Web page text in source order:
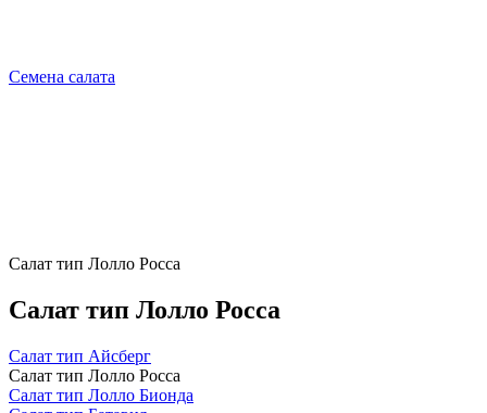
Семена салата
Салат тип Лолло Росса
Салат тип Лолло Росса
Салат тип Айсберг
Салат тип Лолло Росса
Салат тип Лолло Бионда